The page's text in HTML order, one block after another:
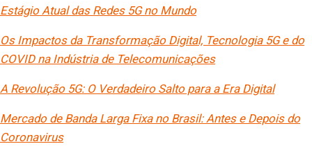
Estágio Atual das Redes 5G no Mundo
Os Impactos da Transformação Digital, Tecnologia 5G e do
COVID na Indústria de Telecomunicações
A Revolução 5G: O Verdadeiro Salto para a Era Digital
Mercado de Banda Larga Fixa no Brasil: Antes e Depois do
Coronavirus